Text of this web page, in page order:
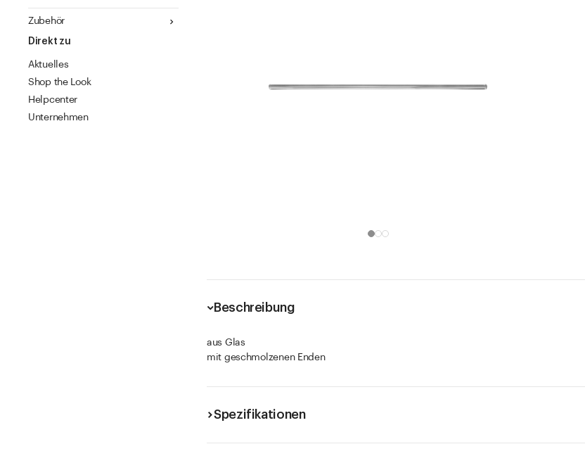
Zubehör
Direkt zu
Aktuelles
Shop the Look
Helpcenter
Unternehmen
Beschreibung
aus Glas
mit geschmolzenen Enden
Spezifikationen